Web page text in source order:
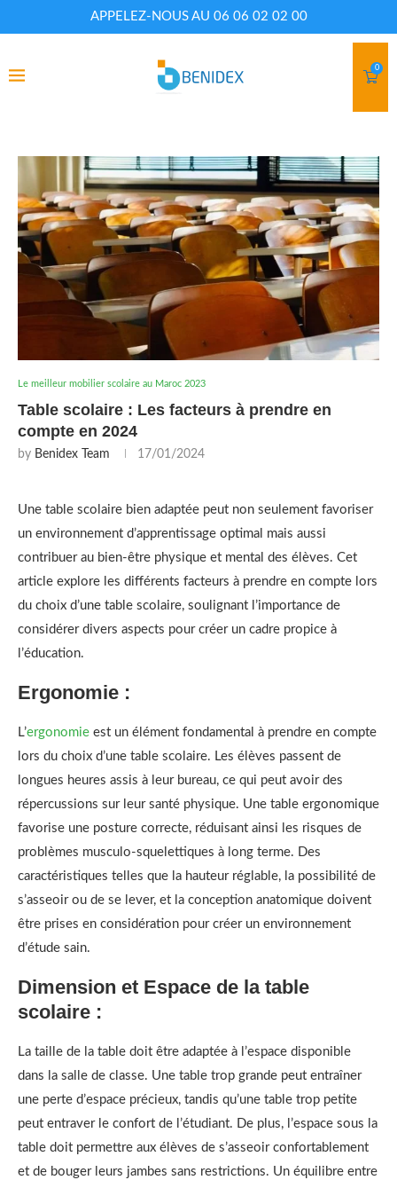
APPELEZ-NOUS AU 06 06 02 02 00
0
Le meilleur mobilier scolaire au Maroc 2023
Table scolaire : Les facteurs à prendre en
compte en 2024
by Benidex Team 17/01/2024
Une table scolaire bien adaptée peut non seulement favoriser
un environnement d’apprentissage optimal mais aussi
contribuer au bien-être physique et mental des élèves. Cet
article explore les différents facteurs à prendre en compte lors
du choix d’une table scolaire, soulignant l’importance de
considérer divers aspects pour créer un cadre propice à
l’éducation.
Ergonomie :
L’ergonomie est un élément fondamental à prendre en compte
lors du choix d’une table scolaire. Les élèves passent de
longues heures assis à leur bureau, ce qui peut avoir des
répercussions sur leur santé physique. Une table ergonomique
favorise une posture correcte, réduisant ainsi les risques de
problèmes musculo-squelettiques à long terme. Des
caractéristiques telles que la hauteur réglable, la possibilité de
s’asseoir ou de se lever, et la conception anatomique doivent
être prises en considération pour créer un environnement
d’étude sain.
Dimension et Espace de la table
scolaire :
La taille de la table doit être adaptée à l’espace disponible
dans la salle de classe. Une table trop grande peut entraîner
une perte d’espace précieux, tandis qu’une table trop petite
peut entraver le confort de l’étudiant. De plus, l’espace sous la
table doit permettre aux élèves de s’asseoir confortablement
et de bouger leurs jambes sans restrictions. Un équilibre entre